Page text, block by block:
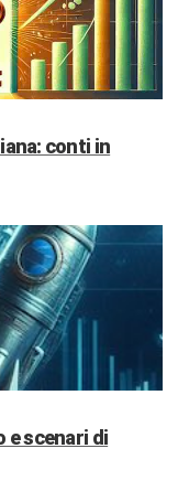
conti in
e scenari di